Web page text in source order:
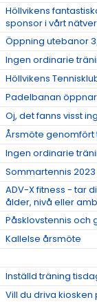
Höllvikens
sponsor i vårt
Öppning utebanor
Ingen ordinarie
Höllvikens
Padelbanan
Oj, det fanns visst
Årsmöte
Ingen ordinarie
Sommartennis
ADV-X fitness - tar
ålder, nivå eller
Påsklovstennis och
Kallelse årsmöte
Inställd träning
Vill du driva kiosken